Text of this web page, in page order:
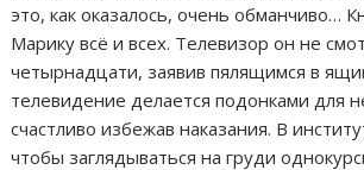
это, как оказалось, очень обманчиво…
Марику всё и всех. Телевизор он не
четырнадцати, заявив пялящимся в
телевидение делается подонками для
счастливо избежав наказания. В
чтобы заглядываться на груди